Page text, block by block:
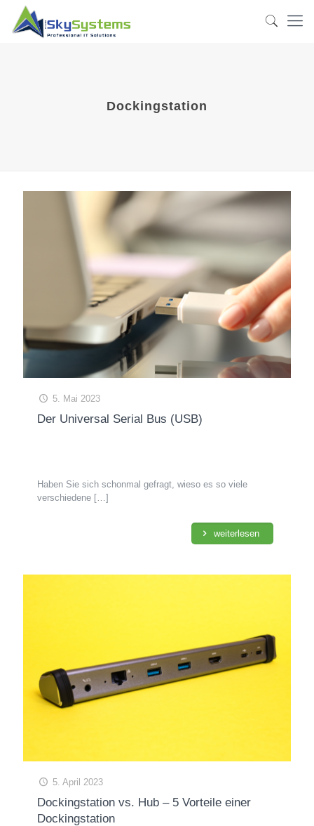
Dockingstation
5. Mai 2023
Der Universal Serial Bus (USB)
Haben Sie sich schonmal gefragt, wieso es so viele
verschiedene […]
weiterlesen
5. April 2023
Dockingstation vs. Hub – 5 Vorteile einer
Dockingstation